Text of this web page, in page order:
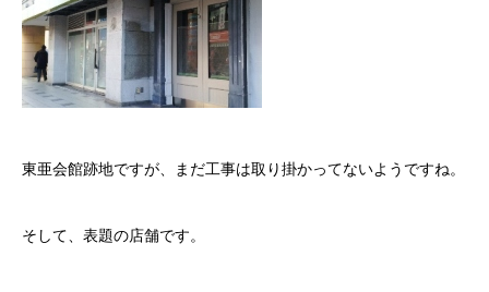
東亜会館跡地ですが、まだ工事は取り掛かってないようですね。
そして、表題の店舗です。